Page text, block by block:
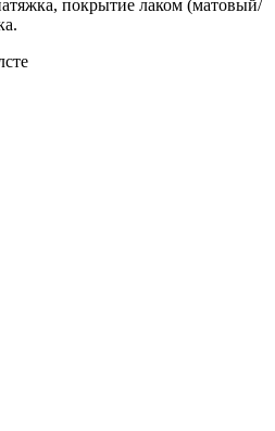
покрытие лаком (матовый/